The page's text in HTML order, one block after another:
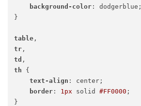
background-color : dodgerblue;
}
table
tr
td
th {
text-align : center;
border : 1px solid #FF0000 ;
}